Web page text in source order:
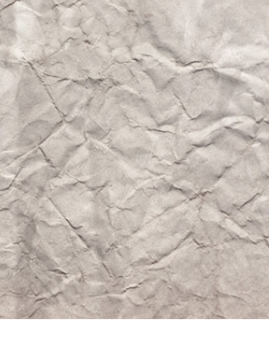
Urejanje fotografij nakita Podatki za